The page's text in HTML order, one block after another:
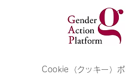
Cookie（クッキー）ポ